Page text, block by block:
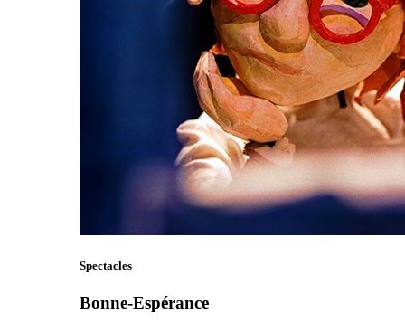
Spectacles
Bonne-Espérance